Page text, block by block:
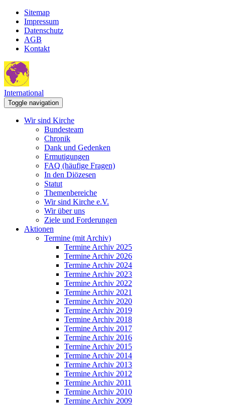
Sitemap
Impressum
Datenschutz
AGB
Kontakt
International
Toggle navigation
Wir sind Kirche
Bundesteam
Chronik
Dank und Gedenken
Ermutigungen
FAQ (häufige Fragen)
In den Diözesen
Statut
Themenbereiche
Wir sind Kirche e.V.
Wir über uns
Ziele und Forderungen
Aktionen
Termine (mit Archiv)
Termine Archiv 2025
Termine Archiv 2026
Termine Archiv 2024
Termine Archiv 2023
Termine Archiv 2022
Termine Archiv 2021
Termine Archiv 2020
Termine Archiv 2019
Termine Archiv 2018
Termine Archiv 2017
Termine Archiv 2016
Termine Archiv 2015
Termine Archiv 2014
Termine Archiv 2013
Termine Archiv 2012
Termine Archiv 2011
Termine Archiv 2010
Termine Archiv 2009